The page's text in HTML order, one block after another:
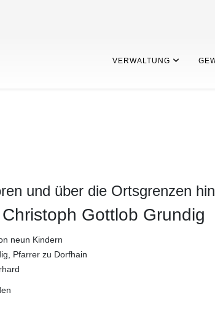
VERWALTUNG
und über die Ortsgrenzen
Gottlob Grundig
neun Kindern
Pfarrer zu Dorfhain